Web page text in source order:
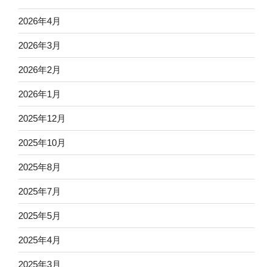
2026年4月
2026年3月
2026年2月
2026年1月
2025年12月
2025年10月
2025年8月
2025年7月
2025年5月
2025年4月
2025年3月